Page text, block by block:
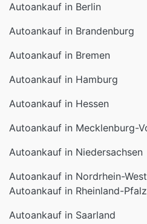
Autoankauf in Berlin
Autoankauf in Brandenburg
Autoankauf in Bremen
Autoankauf in Hamburg
Autoankauf in Hessen
Autoankauf in Mecklenburg-
Autoankauf in Niedersachsen
Autoankauf in Nordrhein-
Autoankauf in Rheinland-Pfalz
Autoankauf in Saarland